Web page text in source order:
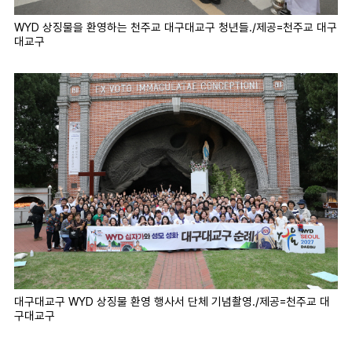
WYD 상징물을 환영하는 천주교 대구대교구 청년들./제공=천주교 대구
대교구
대구대교구 WYD 상징물 환영 행사서 단체 기념촬영./제공=천주교 대
구대교구